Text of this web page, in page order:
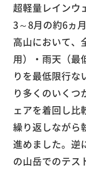
超軽量レインウ
3～8月の約6ヵ
高山において、
用）・雨天（最
りを最低限行な
り多くのいくつ
ェアを着回し比
繰り返しながら
進めました。逆
の山岳でのテス